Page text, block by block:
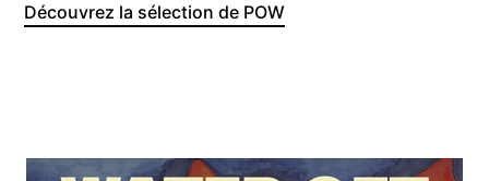
Découvrez la sélection de POW